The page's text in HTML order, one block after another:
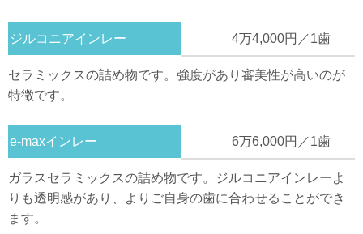
ジルコニアインレー 4万4,000円／1歯
セラミックスの詰め物です。強度があり審美性が高いのが
特徴です。
e-maxインレー 6万6,000円／1歯
ガラスセラミックスの詰め物です。ジルコニアインレーよ
りも透明感があり、よりご自身の歯に合わせることができ
ます。